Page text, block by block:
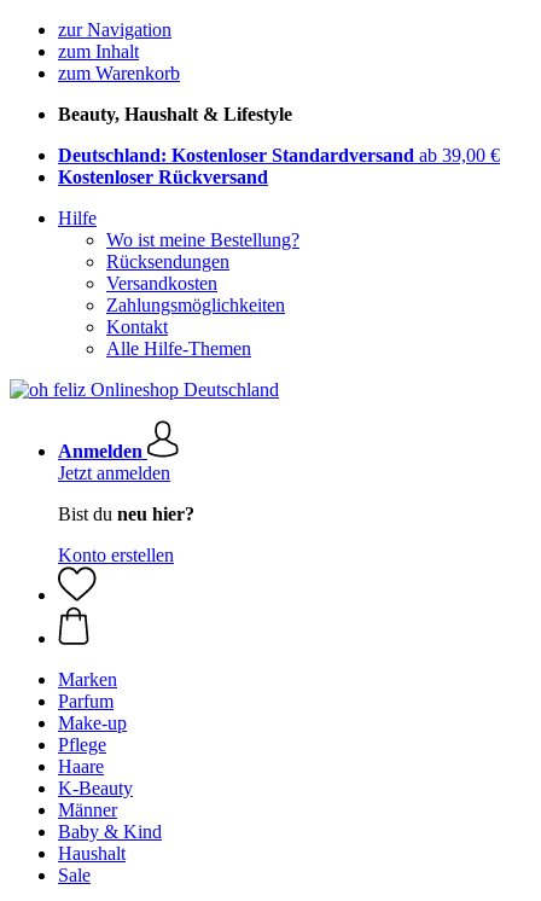
zur Navigation
zum Inhalt
zum Warenkorb
Beauty, Haushalt & Lifestyle
Deutschland: Kostenloser Standardversand ab 39,00 €
Kostenloser Rückversand
Hilfe
Wo ist meine Bestellung?
Rücksendungen
Versandkosten
Zahlungsmöglichkeiten
Kontakt
Alle Hilfe-Themen
Anmelden
Jetzt anmelden
Bist du neu hier?
Konto erstellen
Marken
Parfum
Make-up
Pflege
Haare
K-Beauty
Männer
Baby & Kind
Haushalt
Sale